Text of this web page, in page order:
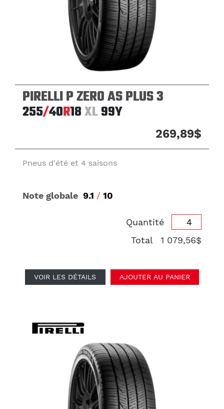
PIRELLI P ZERO AS PLUS 3
255/40R18XL99Y
269,89$
Pneus d'été et 4 saisons
Note globale 9.1 / 10
Quantité
Total
1 079,56$
VOIR LES DÉTAILS AJOUTER AU PANIER